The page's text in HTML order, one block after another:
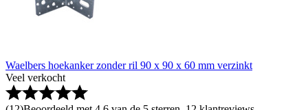
Waelbers hoekanker zonder ril 90 x 90 x 60 mm verzinkt
Veel verkocht